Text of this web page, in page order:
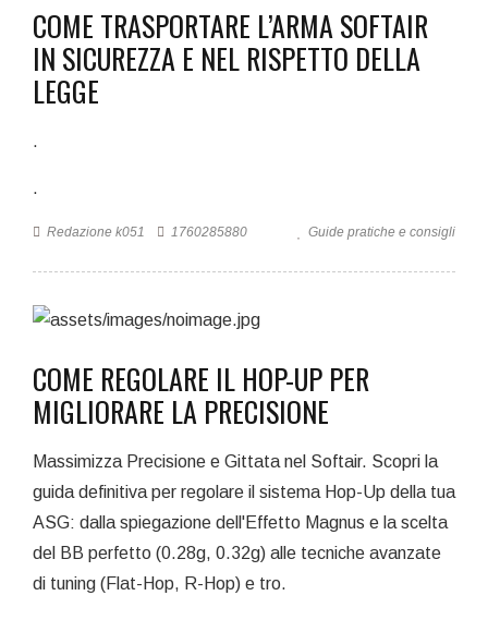
COME TRASPORTARE L’ARMA SOFTAIR
IN SICUREZZA E NEL RISPETTO DELLA
LEGGE
.
.
Redazione k051 1760285880 Guide pratiche e consigli
COME REGOLARE IL HOP-UP PER
MIGLIORARE LA PRECISIONE
Massimizza Precisione e Gittata nel Softair. Scopri la
guida definitiva per regolare il sistema Hop-Up della tua
ASG: dalla spiegazione dell'Effetto Magnus e la scelta
del BB perfetto (0.28g, 0.32g) alle tecniche avanzate
di tuning (Flat-Hop, R-Hop) e tro.